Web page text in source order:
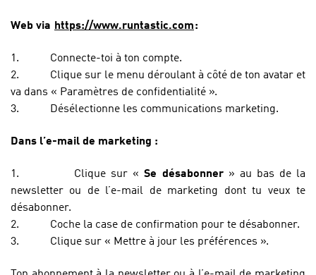
Web via https://www.runtastic.com:
1.
Connecte-toi à ton compte.
2.
Clique sur le menu déroulant à côté de ton avatar et
va dans « Paramètres de confidentialité ».
3.
Désélectionne les communications marketing.
Dans l’e-mail de marketing :
1. Clique sur «Se désabonner» au bas de la
newsletter ou de l’e-mail de marketing dont tu veux te
désabonner.
2.
Coche la case de confirmation pour te désabonner.
3.
Clique sur « Mettre à jour les préférences ».